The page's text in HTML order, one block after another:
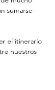
sumarse
el itinerario
nuestros